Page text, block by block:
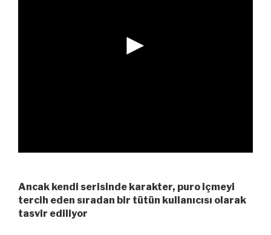
►
Ancak kendi serisinde karakter, puro içmeyi
tercih eden sıradan bir tütün kullanıcısı olarak
tasvir ediliyor